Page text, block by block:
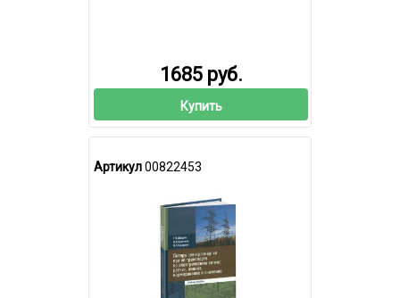
1685 руб.
Купить
Артикул00822453